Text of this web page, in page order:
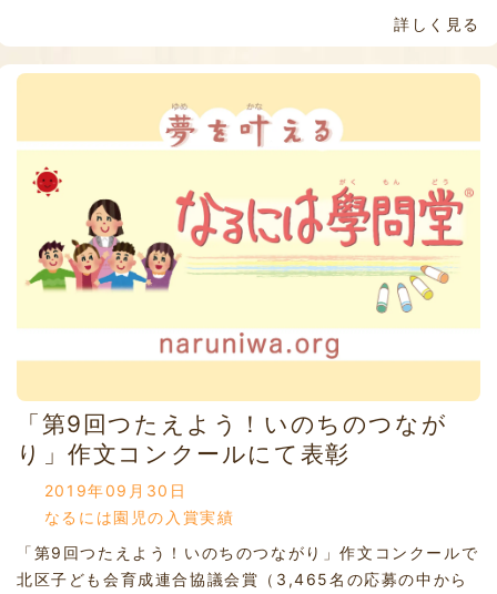
詳しく見る
「第9回つたえよう！いのちのつなが
り」作文コンクールにて表彰
2019年09月30日
なるには園児の入賞実績
「第9回つたえよう！いのちのつながり」作文コンクールで
北区子ども会育成連合協議会賞（3,465名の応募の中から